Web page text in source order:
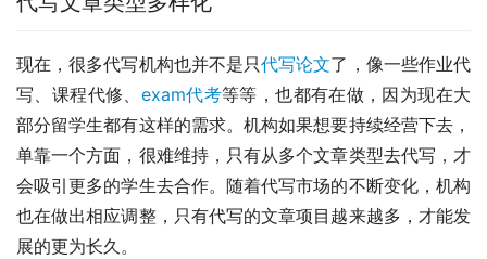
现在，很多代写机构也并不是只代写论文了，像一些作业代
写、课程代修、 exam代考等等，也都有在做，因为现在大
部分留学生都有这样的需求。机构如果想要持续经营下去，
单靠一个方面，很难维持，只有从多个文章类型去代写，才
会吸引更多的学生去合作。随着代写市场的不断变化，机构
也在做出相应调整，只有代写的文章项目越来越多，才能发
展的更为长久。